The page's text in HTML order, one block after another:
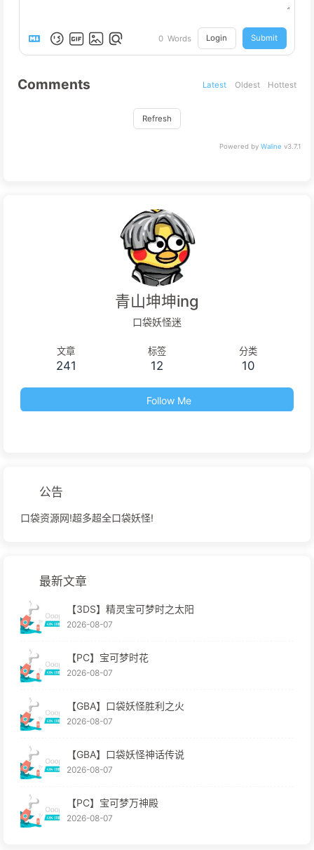
0 Words Login Submit
Comments Latest Oldest Hottest
Refresh
Powered by Waline v3.7.1
青山坤坤ing
口袋妖怪迷
文章
241
标签
12
分类
10
Follow Me
公告
口袋资源网!超多超全口袋妖怪!
最新文章
【3DS】精灵宝可梦时之太阳
2026-08-07
【PC】宝可梦时花
2026-08-07
【GBA】口袋妖怪胜利之火
2026-08-07
【GBA】口袋妖怪神话传说
2026-08-07
【PC】宝可梦万神殿
2026-08-07